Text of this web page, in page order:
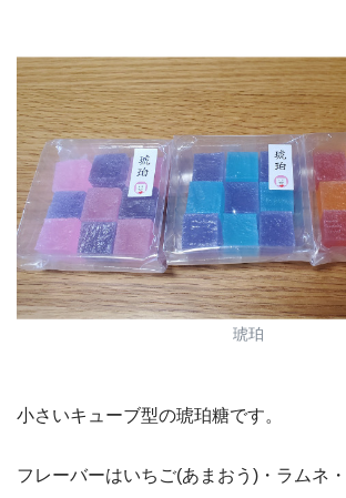
琥珀
小さいキューブ型の琥珀糖です。
フレーバーはいちご(あまおう)・ラムネ